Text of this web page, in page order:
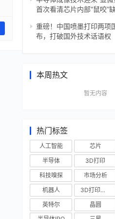
首次看清芯片内部“鼠咬”
重磅！中国喷墨打印两项
布，打破国外技术话语权
本周热文
暂无内容
热门标签
人工智能 芯片
半导体
3D打印
科技嗅探
市场分析
机器人
3D打印技术
英特尔
晶圆